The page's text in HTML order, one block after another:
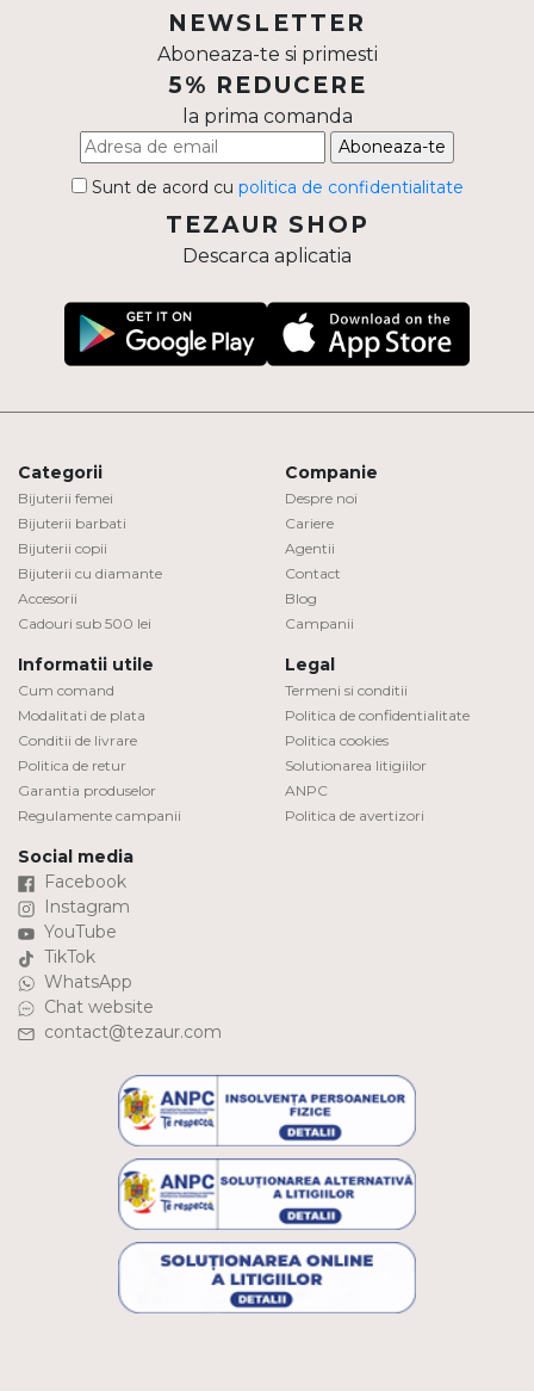
NEWSLETTER
Aboneaza-te si primesti
5% REDUCERE
la prima comanda
Aboneaza-te
Sunt de acord cu politica de confidentialitate
TEZAUR SHOP
Descarca aplicatia
Categorii
Bijuterii femei
Bijuterii barbati
Bijuterii copii
Bijuterii cu diamante
Accesorii
Cadouri sub 500 lei
Companie
Despre noi
Cariere
Agentii
Contact
Blog
Campanii
Informatii utile
Cum comand
Modalitati de plata
Conditii de livrare
Politica de retur
Garantia produselor
Regulamente campanii
Legal
Termeni si conditii
Politica de confidentialitate
Politica cookies
Solutionarea litigiilor
ANPC
Politica de avertizori
Social media
Facebook
Instagram
YouTube
TikTok
WhatsApp
Chat website
contact@tezaur.com